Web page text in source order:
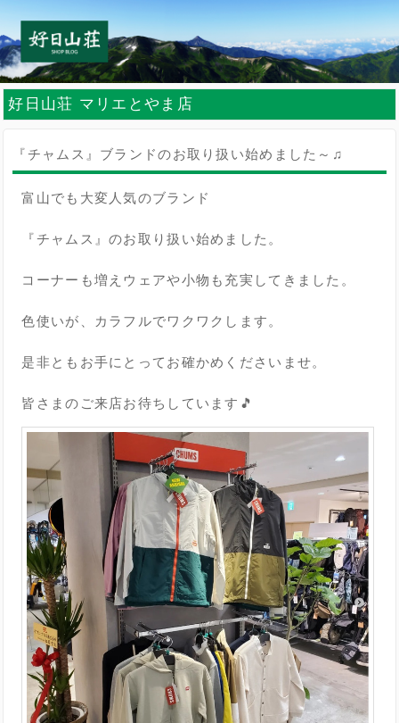
好日山荘 マリエとやま店
『チャムス』ブランドのお取り扱い始めました～♫
富山でも大変人気のブランド
『チャムス』のお取り扱い始めました。
コーナーも増えウェアや小物も充実してきました。
色使いが、カラフルでワクワクします。
是非ともお手にとってお確かめくださいませ。
皆さまのご来店お待ちしています🎵